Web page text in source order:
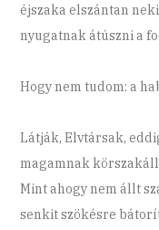
éjszaka elszántan
nyugatnak átúszni a
Hogy nem tudom: a
Látják, Elvtársak,
magamnak
Mint ahogy nem állt
senkit szökésre